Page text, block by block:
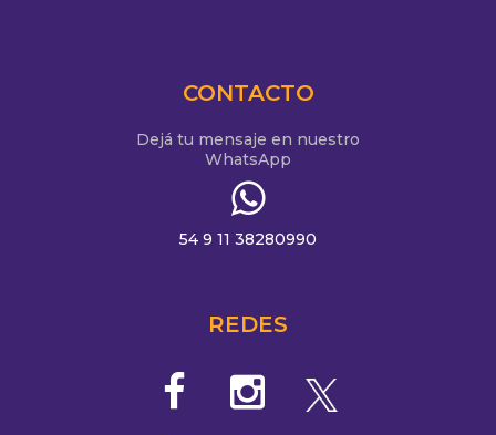
CONTACTO
Dejá tu mensaje en nuestro
WhatsApp
54 9 11 38280990
REDES